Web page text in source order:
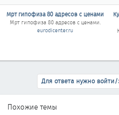
Мрт гипофиза 80 адресов с ценами
Мрт гипофиза 80 адресов с ценами.
eurodicenter.ru
Для ответа нужно войти/
Похожие темы